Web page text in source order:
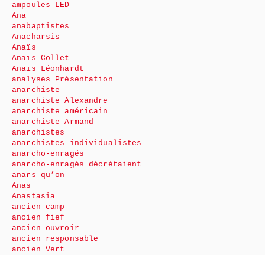
ampoules LED
Ana
anabaptistes
Anacharsis
Anaïs
Anaïs Collet
Anaïs Léonhardt
analyses Présentation
anarchiste
anarchiste Alexandre
anarchiste américain
anarchiste Armand
anarchistes
anarchistes individualistes
anarcho-enragés
anarcho-enragés décrétaient
anars qu’on
Anas
Anastasia
ancien camp
ancien fief
ancien ouvroir
ancien responsable
ancien Vert